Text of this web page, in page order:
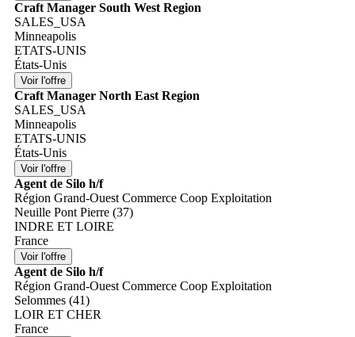
Craft Manager South West Region
SALES_USA
Minneapolis
ETATS-UNIS
États-Unis
Craft Manager North East Region
SALES_USA
Minneapolis
ETATS-UNIS
États-Unis
Agent de Silo h/f
Région Grand-Ouest Commerce Coop Exploitation
Neuille Pont Pierre (37)
INDRE ET LOIRE
France
Agent de Silo h/f
Région Grand-Ouest Commerce Coop Exploitation
Selommes (41)
LOIR ET CHER
France